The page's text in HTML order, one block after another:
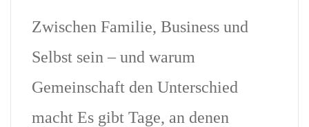
Zwischen Familie, Business und
Selbst sein – und warum
Gemeinschaft den Unterschied
macht Es gibt Tage, an denen